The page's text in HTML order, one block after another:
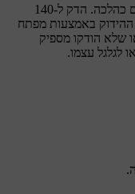
חשוב מאוד שאמצעי ההידוק יהיו מאובטחים כהלכה. הדק ל-140
מומנט ההידוק באמצעות מפתח
שלא הודקו מספיק
לגלגל עצמו.